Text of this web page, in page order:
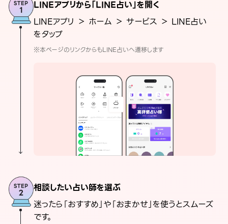
LINEアプリから「LINE占い」を開く
LINEアプリ ＞ ホーム ＞ サービス ＞ LINE占い
をタップ
※本ページのリンクからもLINE占いへ遷移します
相談したい占い師を選ぶ
迷ったら「おすすめ」や「おまかせ」を使うとスムーズ
です。